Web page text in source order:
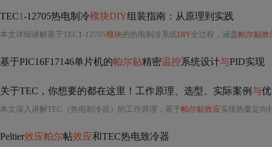
TEC1-12705热电制冷模块DIY组装指南：从原理到实践
本文详细讲解基于TEC1-12705模块的热电制冷系统DIY全过程，涵盖 帕尔贴效
基于PIC16F17146单片机的帕尔贴精密温控系统设计与PID实现
关于TEC，你想要的都在这里！工作原理、选型、实际案例与
本文深入讲解TEC（热电制冷器）的工作原理，基于帕尔贴效应实现热量定向
Peltier效应帕尔帖效应和TEC热电致冷器